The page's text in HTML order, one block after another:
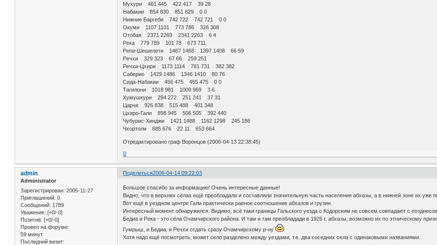
Мухури 461 445 422 417 39 28
Набакии 854 830 851 829 0 0
Нижние Баргеби 742 722 742 721 0 0
Окуми 1107 1101 773 786 328 308
Отобая 2371 2269 2341 2263 6 4
Река 779 789 101 78 673 711
Репи-Шешелети 1467 1468 1397 1408 66 59
Речхи 329 323 67 66 259 251
Речхи-Цхири 1173 1114 781 731 382 382
Саберио 1429 1486 1346 1410 80 76
Сида-Набакии 456 475 455 475 0 0
Тагилони 1018 981 1009 969 3 6
Хумушкури 294 272 251 241 37 31
Царче 926 838 515 488 401 348
Цхиро-Гали 898 945 506 505 392 440
Чубурис-Хинджи 1421 1488 1162 1298 245 186
Чхортоли 685 676 22 11 653 664
Отредактировано граф Воронцов (2006-04-13 22:38:45)
0
Поделиться2006-04-14 09:22:03
admin
Administrator
Зарегистрирован: 2005-11-27
Приглашений: 0
Сообщений: 1789
Уважение: [+0/-0]
Позитив: [+0/-0]
Провел на форуме:
59 минут
Последний визит:
Большое спасибо за информацию! Очень интересные данные!
Видно, что в верхних сёлах ещё преобладали и составляли значительную часть населения абхазы, а в нижней зоне их уже
Вот ещё в уездном центре Гали практически равное соотношение абхазов и грузин.
Интересный момент обнаружился. Видимо, всё таки границы Гальского уезда с Кодорским не совсем совпадают с
Бедиа и Река - это сёла Очамчирского района. И там и там преобладади в 1926 г. абхазы, возможно их по этническому
Гумрыш, и Бедиа, и Речхи отдать сразу Очамчирскому р-ну
Хотя надо ещё посмотреть, может село разделено между уездами, т.е. два соседних села с одинаковыми названиями.